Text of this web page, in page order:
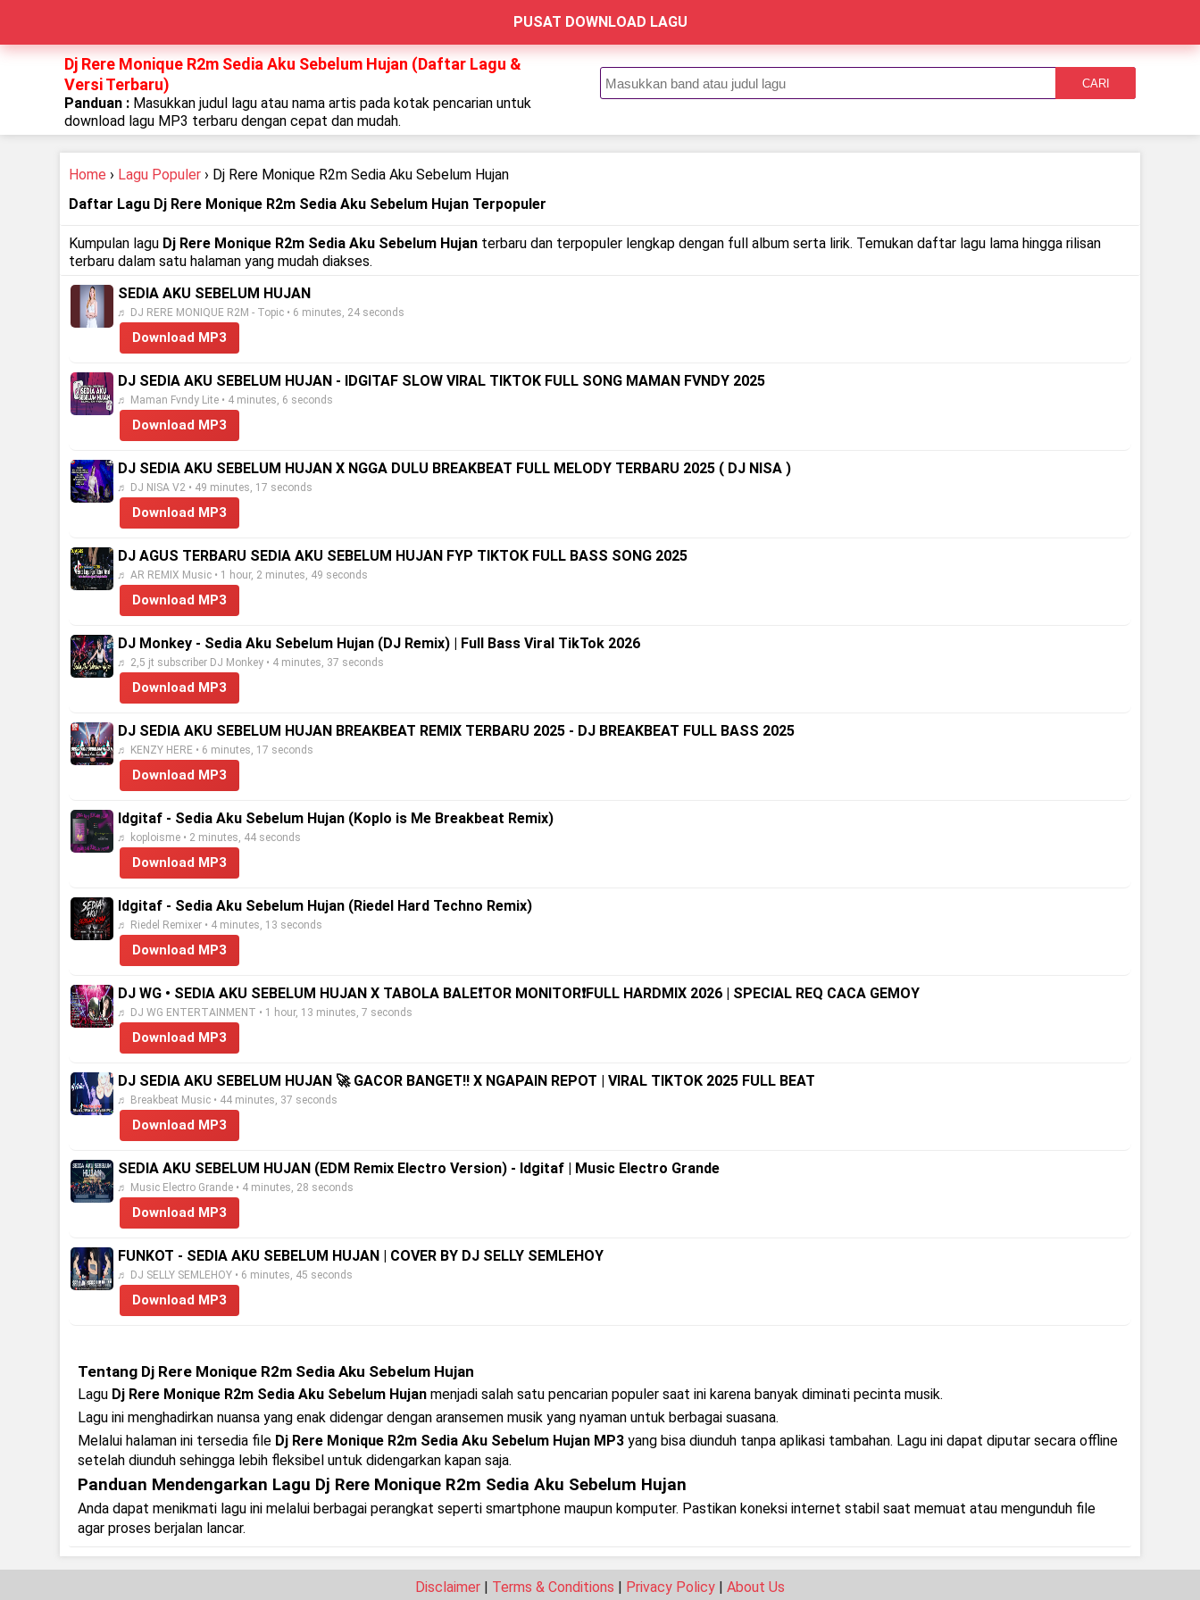
PUSAT DOWNLOAD LAGU
Dj Rere Monique R2m Sedia Aku Sebelum Hujan (Daftar Lagu &
Versi Terbaru)
Panduan : Masukkan judul lagu atau nama artis pada kotak pencarian untuk
download lagu MP3 terbaru dengan cepat dan mudah.
CARI
Home › Lagu Populer › Dj Rere Monique R2m Sedia Aku Sebelum Hujan
Daftar Lagu Dj Rere Monique R2m Sedia Aku Sebelum Hujan Terpopuler
Kumpulan lagu Dj Rere Monique R2m Sedia Aku Sebelum Hujan terbaru dan terpopuler lengkap dengan full album serta lirik. Temukan daftar lagu lama hingga rilisan
terbaru dalam satu halaman yang mudah diakses.
SEDIA AKU SEBELUM HUJAN
♬ DJ RERE MONIQUE R2M - Topic • 6 minutes, 24 seconds
Download MP3
DJ SEDIA AKU SEBELUM HUJAN - IDGITAF SLOW VIRAL TIKTOK FULL SONG MAMAN FVNDY 2025
♬ Maman Fvndy Lite • 4 minutes, 6 seconds
Download MP3
DJ SEDIA AKU SEBELUM HUJAN X NGGA DULU BREAKBEAT FULL MELODY TERBARU 2025 ( DJ NISA )
♬ DJ NISA V2 • 49 minutes, 17 seconds
Download MP3
DJ AGUS TERBARU SEDIA AKU SEBELUM HUJAN FYP TIKTOK FULL BASS SONG 2025
♬ AR REMIX Music • 1 hour, 2 minutes, 49 seconds
Download MP3
DJ Monkey - Sedia Aku Sebelum Hujan (DJ Remix) | Full Bass Viral TikTok 2026
♬ 2,5 jt subscriber DJ Monkey • 4 minutes, 37 seconds
Download MP3
DJ SEDIA AKU SEBELUM HUJAN BREAKBEAT REMIX TERBARU 2025 - DJ BREAKBEAT FULL BASS 2025
♬ KENZY HERE • 6 minutes, 17 seconds
Download MP3
Idgitaf - Sedia Aku Sebelum Hujan (Koplo is Me Breakbeat Remix)
♬ koploisme • 2 minutes, 44 seconds
Download MP3
Idgitaf - Sedia Aku Sebelum Hujan (Riedel Hard Techno Remix)
♬ Riedel Remixer • 4 minutes, 13 seconds
Download MP3
DJ WG • SEDIA AKU SEBELUM HUJAN X TABOLA BALE❗TOR MONITOR❗FULL HARDMIX 2026 | SPECIAL REQ CACA GEMOY
♬ DJ WG ENTERTAINMENT • 1 hour, 13 minutes, 7 seconds
Download MP3
DJ SEDIA AKU SEBELUM HUJAN 🚀 GACOR BANGET‼️ X NGAPAIN REPOT | VIRAL TIKTOK 2025 FULL BEAT
♬ Breakbeat Music • 44 minutes, 37 seconds
Download MP3
SEDIA AKU SEBELUM HUJAN (EDM Remix Electro Version) - Idgitaf | Music Electro Grande
♬ Music Electro Grande • 4 minutes, 28 seconds
Download MP3
FUNKOT - SEDIA AKU SEBELUM HUJAN | COVER BY DJ SELLY SEMLEHOY
♬ DJ SELLY SEMLEHOY • 6 minutes, 45 seconds
Download MP3
Tentang Dj Rere Monique R2m Sedia Aku Sebelum Hujan
Lagu Dj Rere Monique R2m Sedia Aku Sebelum Hujan menjadi salah satu pencarian populer saat ini karena banyak diminati pecinta musik.
Lagu ini menghadirkan nuansa yang enak didengar dengan aransemen musik yang nyaman untuk berbagai suasana.
Melalui halaman ini tersedia file Dj Rere Monique R2m Sedia Aku Sebelum Hujan MP3 yang bisa diunduh tanpa aplikasi tambahan. Lagu ini dapat diputar secara offline
setelah diunduh sehingga lebih fleksibel untuk didengarkan kapan saja.
Panduan Mendengarkan Lagu Dj Rere Monique R2m Sedia Aku Sebelum Hujan
Anda dapat menikmati lagu ini melalui berbagai perangkat seperti smartphone maupun komputer. Pastikan koneksi internet stabil saat memuat atau mengunduh file
agar proses berjalan lancar.
Disclaimer | Terms & Conditions | Privacy Policy | About Us